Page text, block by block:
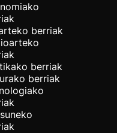
berriak
berriak
berriak